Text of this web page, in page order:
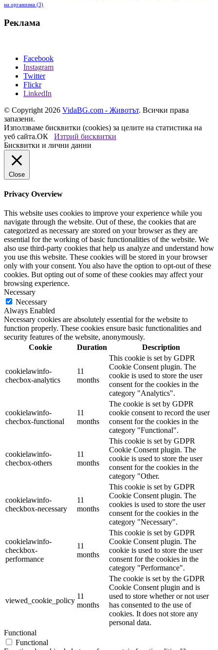
на организма (3)
Реклама
Facebook
Instagram
Twitter
Flickr
LinkedIn
© Copyright 2026 VidaBG.com - Животът. Всички права
запазени.
Използваме бисквитки (cookies) за целите на статистика на
уеб сайта.ОК
Изтрий бисквитки
Бисквитки и лични данни
Close
Privacy Overview
This website uses cookies to improve your experience while you
navigate through the website. Out of these, the cookies that are
categorized as necessary are stored on your browser as they are
essential for the working of basic functionalities of the website. We
also use third-party cookies that help us analyze and understand how
you use this website. These cookies will be stored in your browser
only with your consent. You also have the option to opt-out of these
cookies. But opting out of some of these cookies may affect your
browsing experience.
Necessary
Necessary
Always Enabled
Necessary cookies are absolutely essential for the website to
function properly. These cookies ensure basic functionalities and
security features of the website, anonymously.
Cookie
Duration Description
cookielawinfo-
checbox-analytics
11
months
This cookie is set by GDPR
Cookie Consent plugin. The
cookie is used to store the user
consent for the cookies in the
category "Analytics".
cookielawinfo-
checbox-functional
11
months
The cookie is set by GDPR
cookie consent to record the user
consent for the cookies in the
category "Functional".
cookielawinfo-
checbox-others
11
months
This cookie is set by GDPR
Cookie Consent plugin. The
cookie is used to store the user
consent for the cookies in the
category "Other.
cookielawinfo-
checkbox-necessary
11
months
This cookie is set by GDPR
Cookie Consent plugin. The
cookies is used to store the user
consent for the cookies in the
category "Necessary".
cookielawinfo-
checkbox-
performance
11
months
This cookie is set by GDPR
Cookie Consent plugin. The
cookie is used to store the user
consent for the cookies in the
category "Performance".
viewed_cookie_policy
11
months
The cookie is set by the GDPR
Cookie Consent plugin and is
used to store whether or not user
has consented to the use of
cookies. It does not store any
personal data.
Functional
Functional